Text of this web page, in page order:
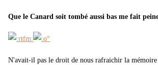
Que le Canard soit tombé aussi bas me fait
N'avait-il pas le droit de nous rafraichir la mémoire